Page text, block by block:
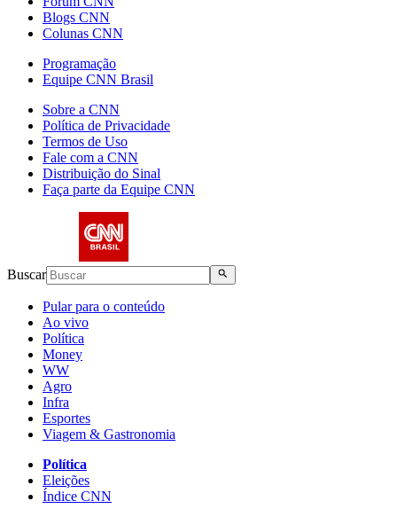
Blogs CNN
Colunas CNN
Programação
Equipe CNN Brasil
Sobre a CNN
Política de Privacidade
Termos de Uso
Fale com a CNN
Distribuição do Sinal
Faça parte da Equipe CNN
Buscar
Pular para o conteúdo
Ao vivo
Política
Money
WW
Agro
Infra
Esportes
Viagem & Gastronomia
Política
Eleições
Índice CNN